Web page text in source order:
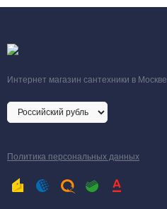
Интернет магазин сантехники в Москве
Политика персональных данных